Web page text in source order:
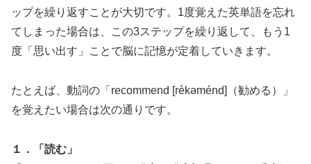
ップを繰り返すことが大切です。1度覚えた英単語を忘れ
てしまった場合は、この3ステップを繰り返して、もう1
度「思い出す」ことで脳に記憶が定着していきます。
たとえば、動詞の「recommend [rèkəménd]（勧める）」
を覚えたい場合は次の通りです。
１．「読む」